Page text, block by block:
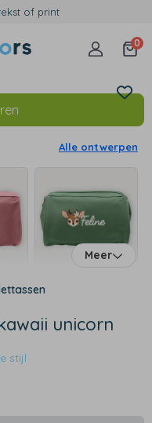
of print
0
Alle ontwerpen
Meer
unicorn
stijl